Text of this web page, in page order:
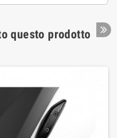
questo prodotto